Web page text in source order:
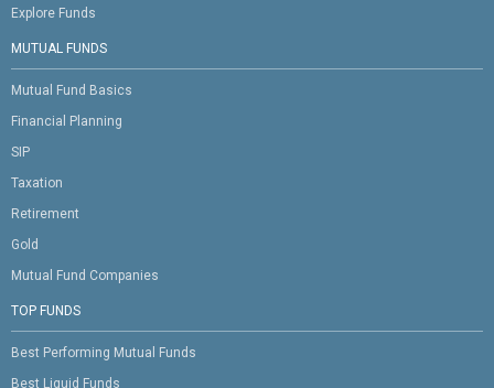
Explore Funds
MUTUAL FUNDS
Mutual Fund Basics
Financial Planning
SIP
Taxation
Retirement
Gold
Mutual Fund Companies
TOP FUNDS
Best Performing Mutual Funds
Best Liquid Funds